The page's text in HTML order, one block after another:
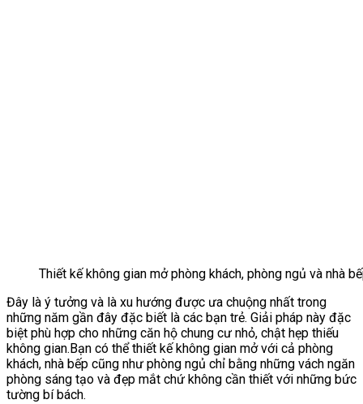
Thiết kế không gian mở phòng khách, phòng ngủ và nhà
Đây là ý tưởng và là xu hướng được ưa chuộng nhất trong
những năm gần đây đặc biết là các bạn trẻ. Giải pháp này đặc
biệt phù hợp cho những căn hộ chung cư nhỏ, chật hẹp thiếu
không gian.Bạn có thể thiết kế không gian mở với cả phòng
khách, nhà bếp cũng như phòng ngủ chỉ bằng những vách ngăn
phòng sáng tạo và đẹp mắt chứ không cần thiết với những bức
tường bí bách.